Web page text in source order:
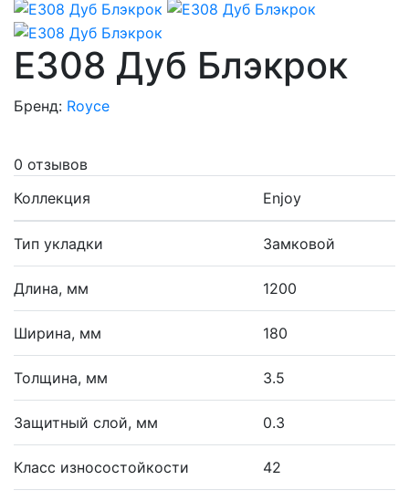
Е308 Дуб Блэкрок
Бренд: Royce
0 отзывов
Коллекция
Enjoy
Тип укладки Замковой
Длина, мм 1200
Ширина, мм 180
Толщина, мм 3.5
Защитный слой, мм 0.3
Класс износостойкости 42